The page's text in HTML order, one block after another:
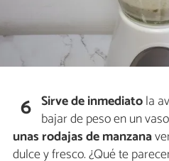
6 Sirve de inmediatola
bajar de peso en un
unas rodajas de manzana
dulce y fresco. ¿Qué te